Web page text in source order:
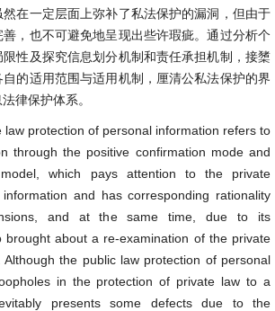
在一定层面上弥补了私法保护的漏洞，但由于
，也不可避免地呈现出些许瑕疵。通过分析个
限性及探究信息划分机制和责任承担机制，接橥
的适用范围与适用机制，厘清公私法保护的界
律保护体系。
law protection of personal information refers to
through the positive confirmation mode and
which pays attention to the private
and has corresponding rationality
and at the same time, due to its
brought about a re-examination of the private
Although the public law protection of personal
in the protection of private law to a
presents some defects due to the